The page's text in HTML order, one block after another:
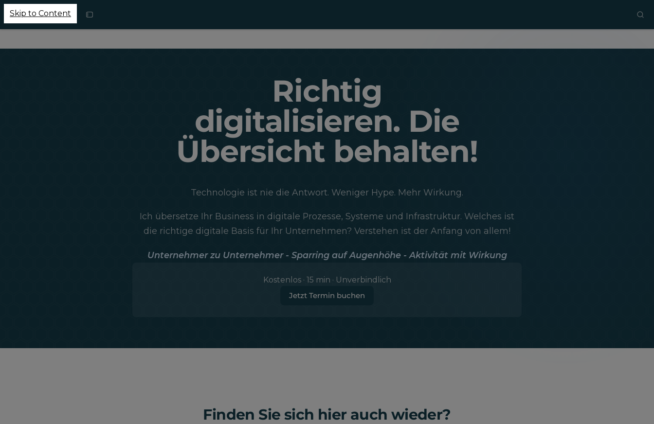
Skip to Content
Richtig
digitalisieren. Die
Übersicht behalten!
Technologie ist nie die Antwort. Weniger Hype. Mehr Wirkung.
Ich übersetze Ihr Business in digitale Prozesse, Systeme und Infrastruktur. Welches ist
die richtige digitale Basis für Ihr Unternehmen? Verstehen ist der Anfang von allem!
Unternehmer zu Unternehmer - Sparring auf Augenhöhe - Aktivität mit Wirkung
Kostenlos · 15 min · Unverbindlich
Jetzt Termin buchen
Finden Sie sich hier auch wieder?